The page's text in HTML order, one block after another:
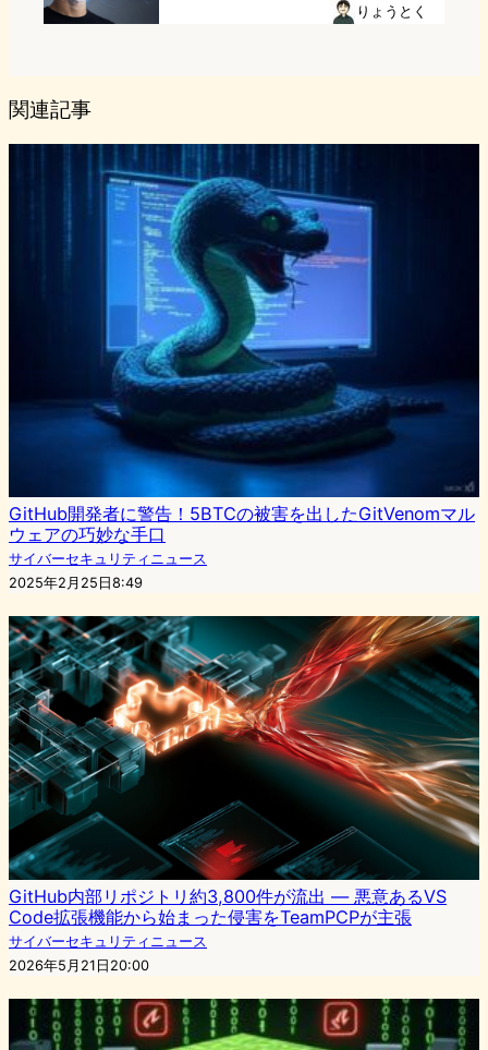
りょうとく
関連記事
GitHub開発者に警告！5BTCの被害を出したGitVenomマル
ウェアの巧妙な手口
サイバーセキュリティニュース
2025年2月25日8:49
GitHub内部リポジトリ約3,800件が流出 — 悪意あるVS
Code拡張機能から始まった侵害をTeamPCPが主張
サイバーセキュリティニュース
2026年5月21日20:00